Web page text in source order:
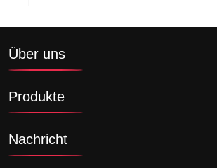
Über uns
Produkte
Nachricht